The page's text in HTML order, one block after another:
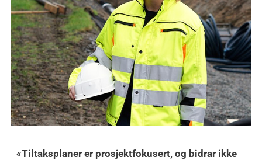
«Tiltaksplaner er prosjektfokusert, og bidrar ikke